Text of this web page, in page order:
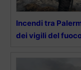
Incendi tra
dei vigili del